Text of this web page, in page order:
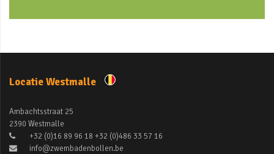
Locatie Westmalle
Ambachtsstraat 25
2390 Westmalle
+32 (0)16 89 96 18 +32 (0)486 33 57 16
info@zwembadenbollen.be